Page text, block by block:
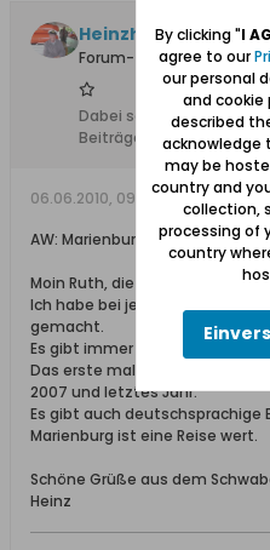
Heinzhst
Forum-Teilnehmer
Dabei seit:
10.02.2008
Beiträge:
450
06.06.2010, 09:57
AW: Marienburg
Moin Ruth, die Marienburg ist
Ich habe bei jedem Danzig
gemacht.
Es gibt immer wieder was
Das erste mal war ich 1957 in
2007 und letztes Jahr.
Es gibt auch deutschsprachige
Marienburg ist eine Reise wert.
Schöne Grüße aus dem
Heinz
By clicking "I
agree to our
our personal
and cookie
described
may be
country and
collection,
processing of
country